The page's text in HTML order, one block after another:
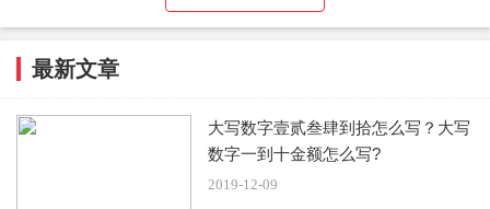
上椰丝，不会太甜腻，口味清新刚刚好~
碎+椰子冰淇淋，十足椰子奶香味击中甜品爱好者的味蕾，
最新文章
大写数字壹贰叁肆到拾怎么写？大写
数字一到十金额怎么写?
2019-12-09